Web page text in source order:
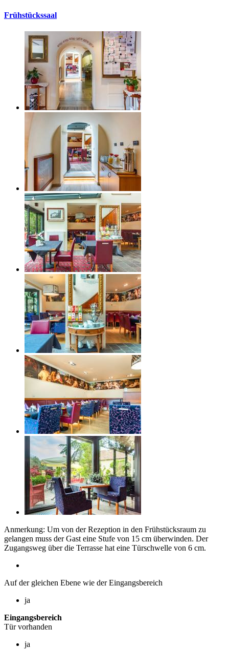
Frühstückssaal
Anmerkung: Um von der Rezeption in den Frühstücksraum zu
gelangen muss der Gast eine Stufe von 15 cm überwinden. Der
Zugangsweg über die Terrasse hat eine Türschwelle von 6 cm.
Auf der gleichen Ebene wie der Eingangsbereich
ja
Eingangsbereich
Tür vorhanden
ja